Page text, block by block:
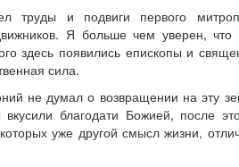
труды и подвиги первого
Я больше чем уверен, что
здесь появились епископы и
сила.
не думал о возвращении на эту
благодати Божией, после
уже другой смысл жизни,